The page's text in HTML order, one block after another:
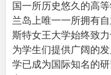
国一所历史悠久的高
兰岛上唯一一所拥有
斯特女王大学始终致
为学生们提供广阔的
学已成为国际知名的